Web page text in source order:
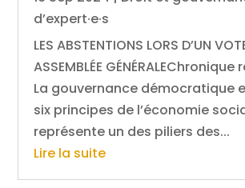
d’expert·e·s
LES ABSTENTIONS LORS D’UN
ASSEMBLÉE
La gouvernance démocratique
six principes de l’économie
représente un des piliers des...
Lire la suite